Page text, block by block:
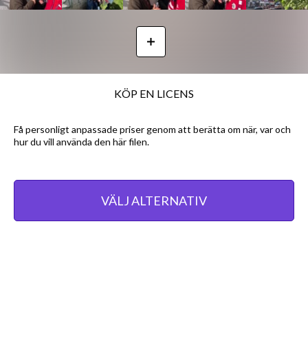
KÖP EN LICENS
Få personligt anpassade priser genom att berätta om när, var och
hur du vill använda den här filen.
VÄLJ ALTERNATIV